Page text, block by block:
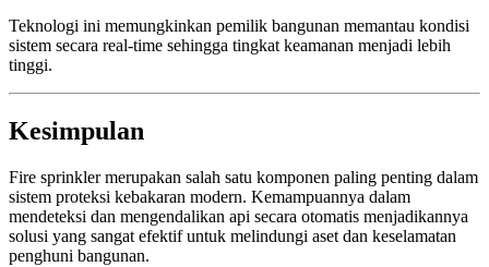
Teknologi ini memungkinkan pemilik bangunan memantau kondisi
sistem secara real-time sehingga tingkat keamanan menjadi lebih
tinggi.
Kesimpulan
Fire sprinkler merupakan salah satu komponen paling penting dalam
sistem proteksi kebakaran modern. Kemampuannya dalam
mendeteksi dan mengendalikan api secara otomatis menjadikannya
solusi yang sangat efektif untuk melindungi aset dan keselamatan
penghuni bangunan.